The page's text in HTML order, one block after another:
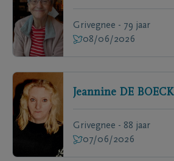
Grivegnee - 79 jaar
08/06/2026
Jeannine DE BOECK
Grivegnee - 88 jaar
07/06/2026